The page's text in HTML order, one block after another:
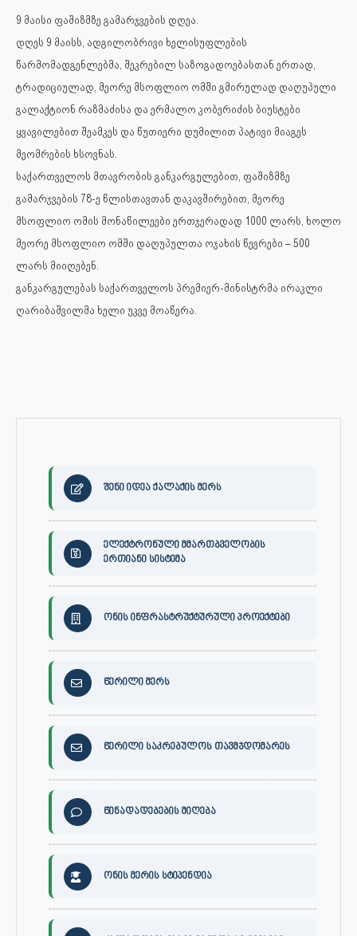
9 მაისი ფაშიზმზე გამარჯვების დღეა.
დღეს 9 მაისს, ადგილობრივი ხელისუფლების
წარმომადგენლებმა, შეკრებილ საზოგადოებასთან ერთად,
ტრადიციულად, მეორე მსოფლიო ომში გმირულად დაღუპული
გალაქტიონ რაზმაძისა და ერმალო კობერიძის ბიუსტები
ყვავილებით შეამკეს და წუთიერი დუმილით პატივი მიაგეს
მეომრების ხსოვნას.
საქართველოს მთავრობის განკარგულებით, ფაშიზმზე
გამარჯვების 78-ე წლისთავთან დაკავშირებით, მეორე
მსოფლიო ომის მონაწილეები ერთჯერადად 1000 ლარს, ხოლო
მეორე მსოფლიო ომში დაღუპულთა ოჯახის წევრები – 500
ლარს მიიღებენ.
განკარგულებას საქართველოს პრემიერ-მინისტრმა ირაკლი
ღარიბაშვილმა ხელი უკვე მოაწერა.
შენი იდეა ქალაქის მერს
ელექტრონული მმართბველობის
ერთიანი სისტემა
ონის ინფრასტრუქტურული პროექტები
წერილი მერს
წერილი საკრებულოს თავმჯდომარეს
წინადადებების მიღება
ონის მერის სტიპენდია